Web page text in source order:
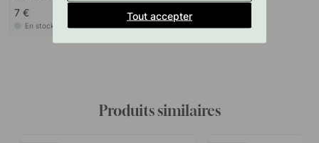
7 €
En stock
Produits similaires
Tout accepter